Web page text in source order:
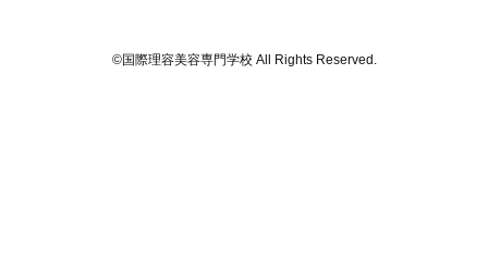
©国際理容美容専門学校 All Rights Reserved.